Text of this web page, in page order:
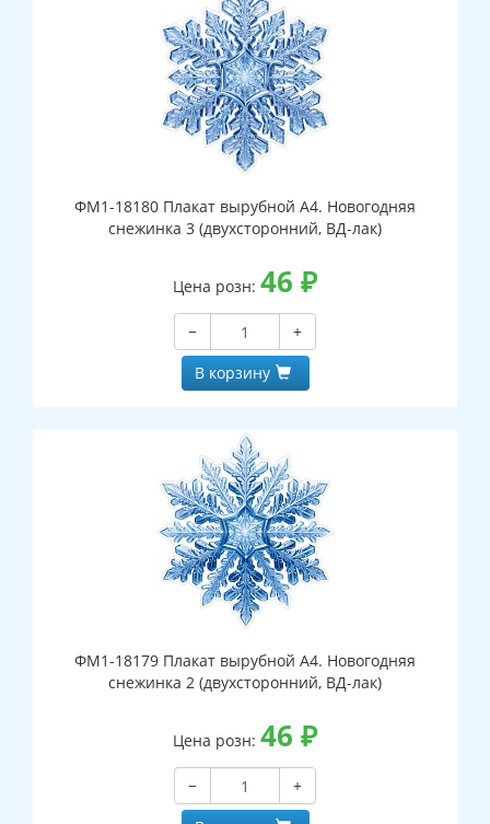
ФМ1-18180 Плакат вырубной А4. Новогодняя
снежинка 3 (двухсторонний, ВД-лак)
Цена розн: 46 ₽
−
+
В корзину
ФМ1-18179 Плакат вырубной А4. Новогодняя
снежинка 2 (двухсторонний, ВД-лак)
Цена розн: 46 ₽
−
+